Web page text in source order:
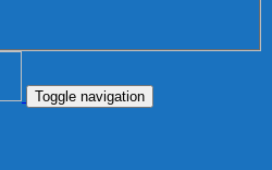
Toggle navigation